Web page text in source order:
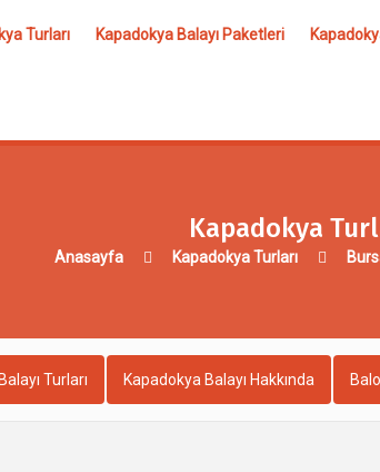
Turları Kapadokya Balayı Paketleri
Kapadokya
Anasayfa Kapadokya Turları
Balayı Turları Kapadokya Balayı Hakkında